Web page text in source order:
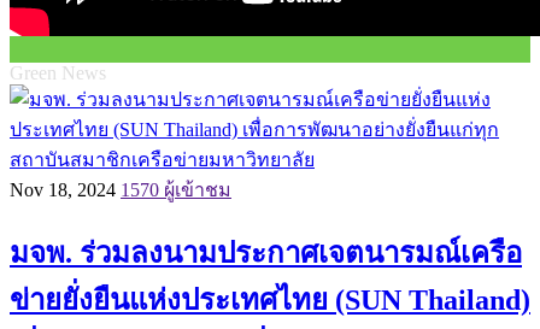
Green News
Nov 18, 2024 1570 ผู้เข้าชม
มจพ. ร่วมลงนามประกาศเจตนารมณ์เครือ
ข่ายยั่งยืนแห่งประเทศไทย (SUN Thailand)